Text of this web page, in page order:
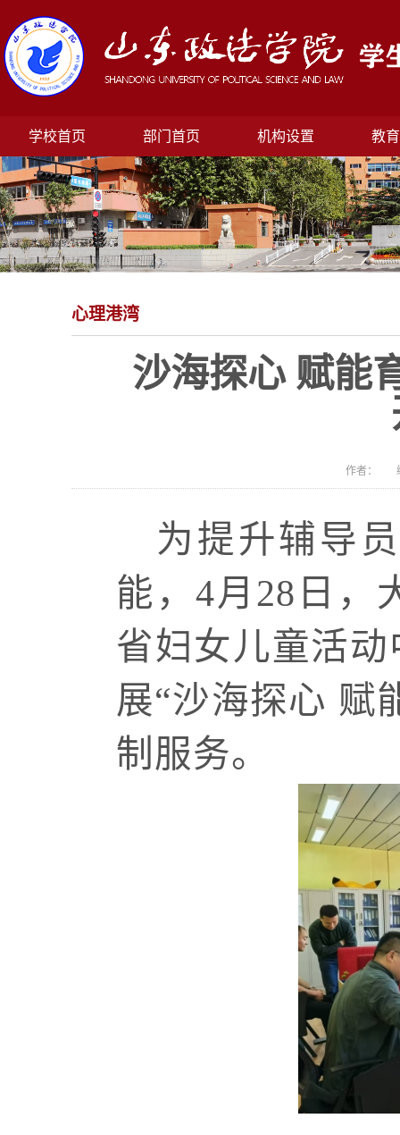
学校首页 部门首页 机构设置 教
心理港湾
沙海探心 赋能
作者：
为提升辅导
能，4月28日，
省妇女儿童活
展“沙海探心 赋
制服务。